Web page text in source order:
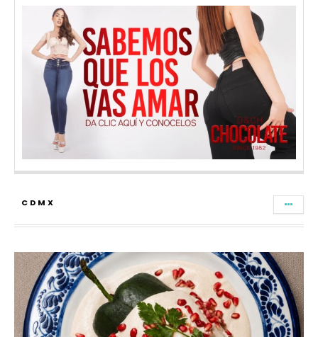
CDMX